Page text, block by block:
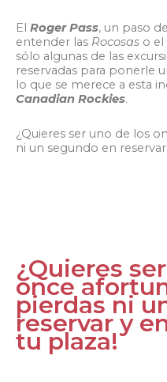
El Roger Pass, un paso
entender las Rocosas o el
sólo algunas de las
reservadas para ponerle
lo que se merece a esta
Canadian Rockies.
¿Quieres ser uno de los
ni un segundo en
¿Quieres
once
pierdas ni
reservar y
tu plaza!